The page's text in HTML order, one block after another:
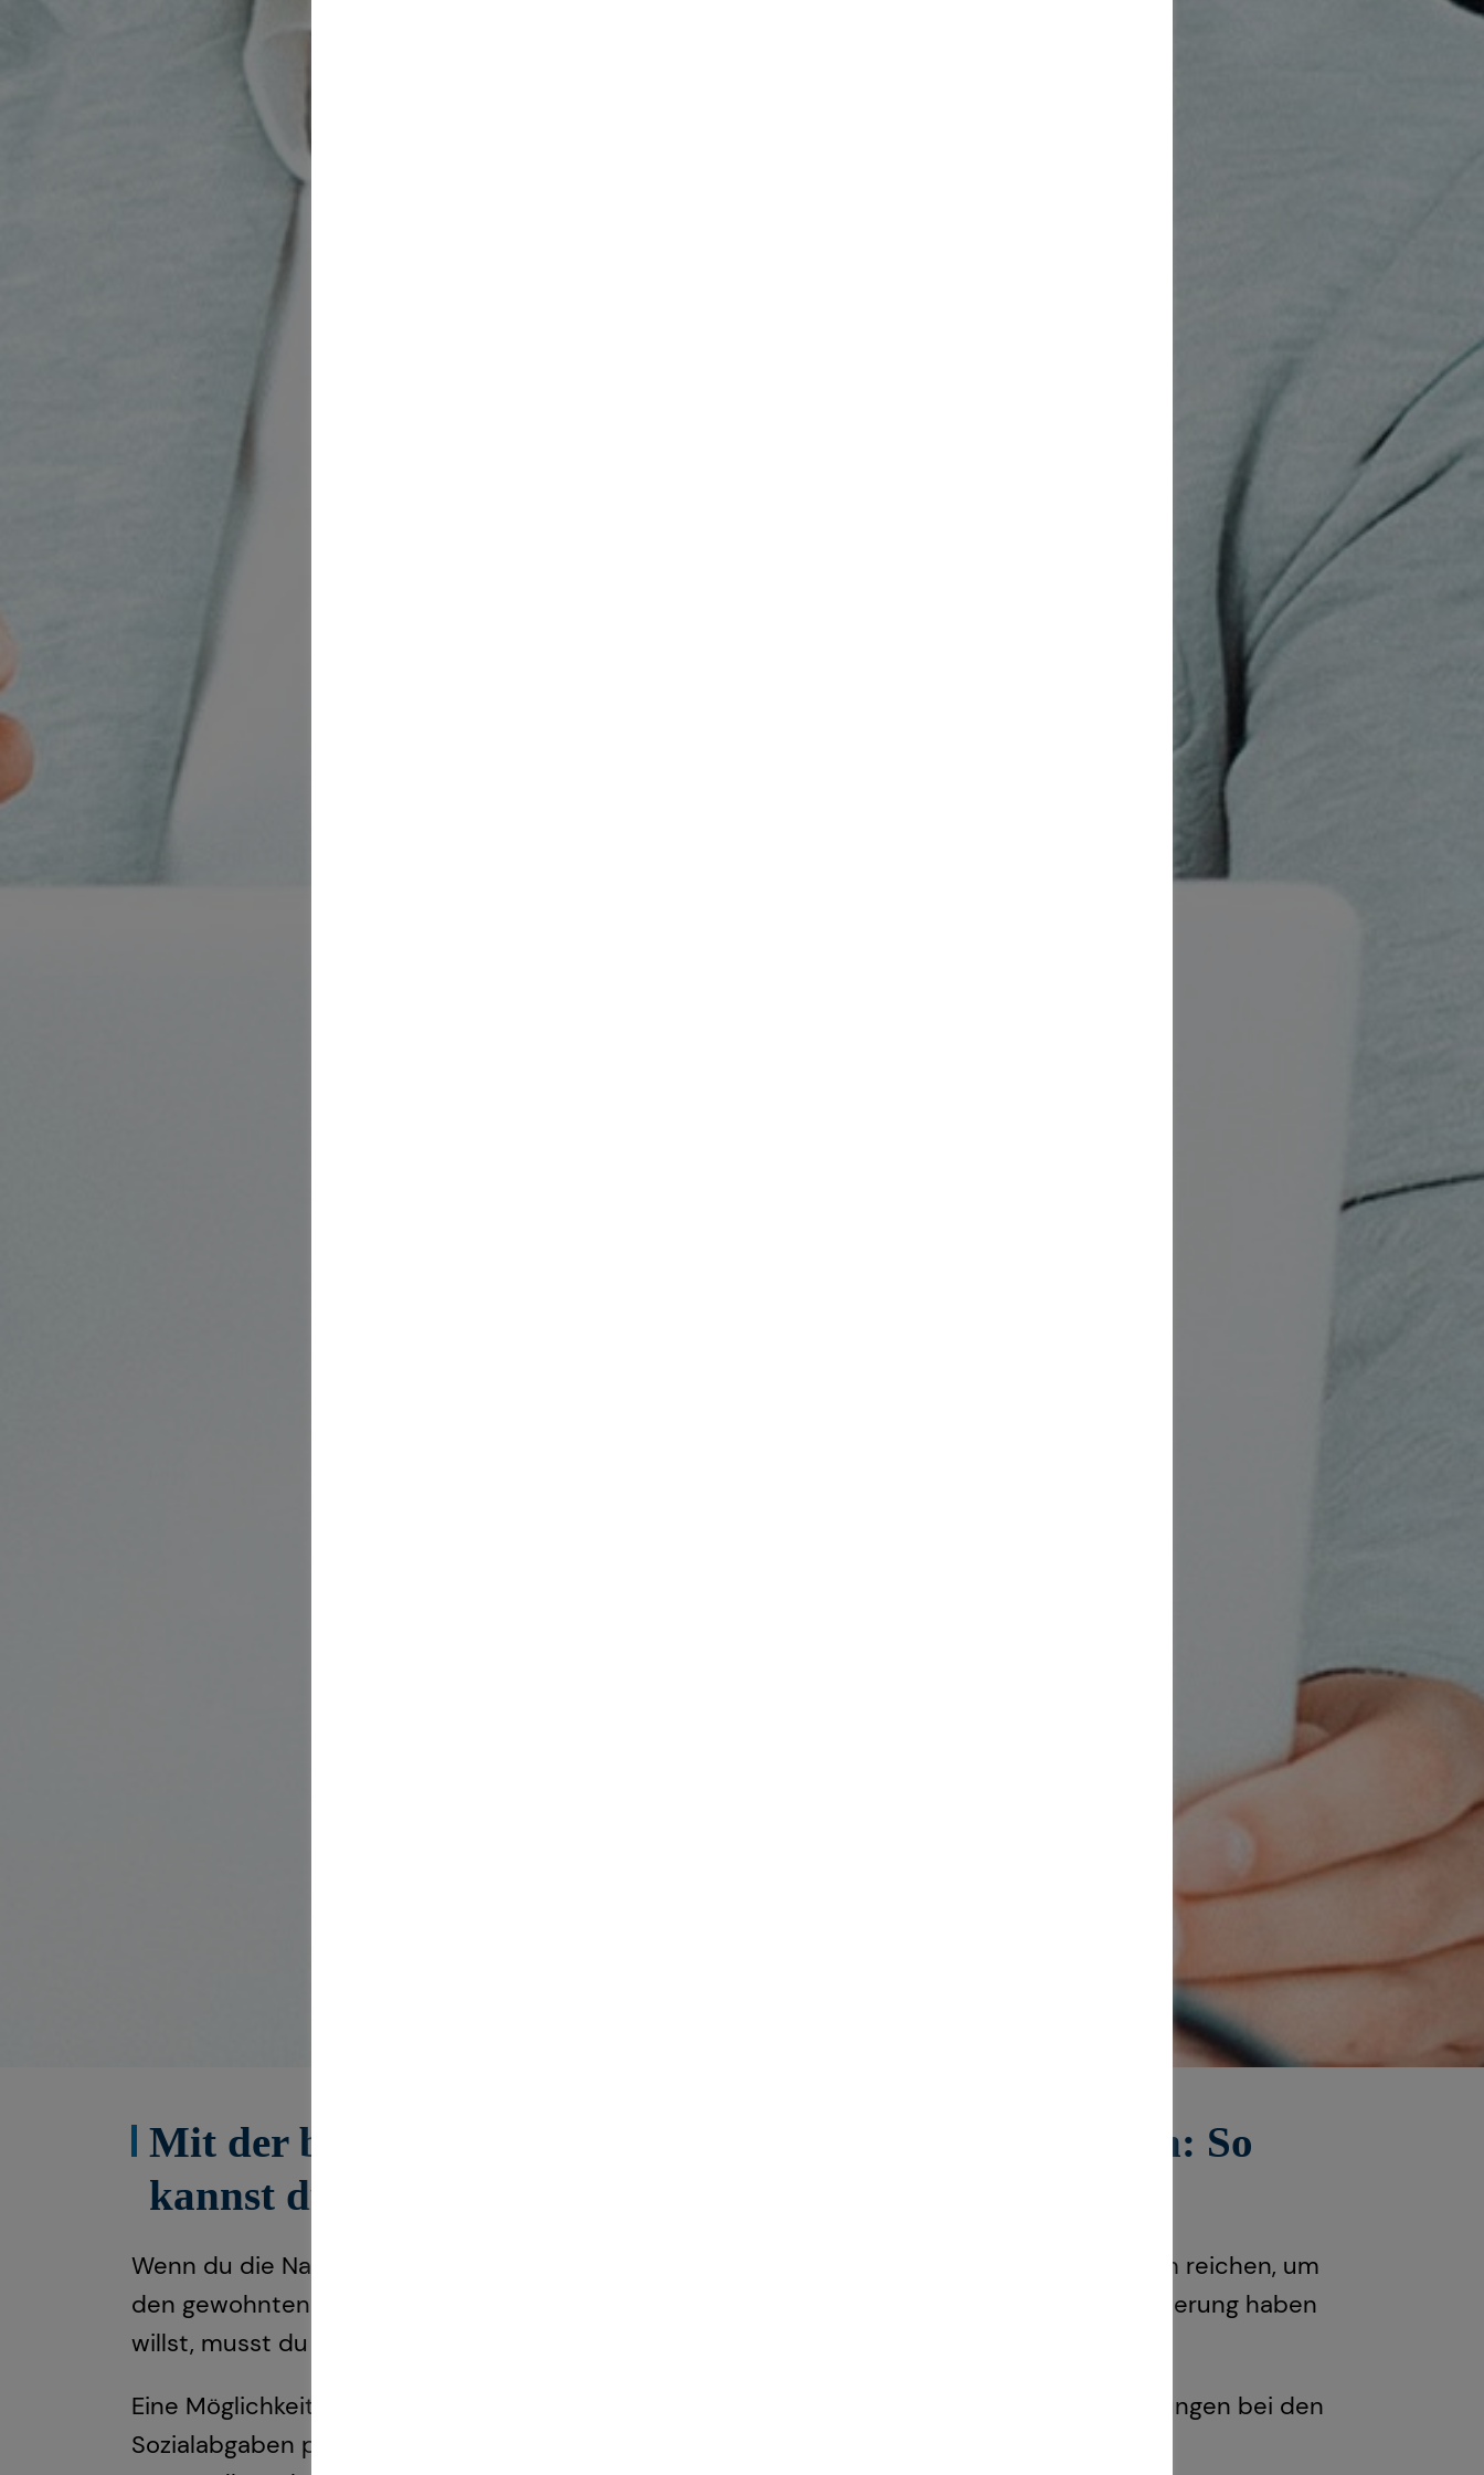
Mit der betrieblichen Altersvorsorge doppelt profitieren: So
kannst du die gesetzliche Rente aufstocken
Wenn du die Nachrichten verfolgst, weißt du es vermutlich: Die gesetzliche Rente wird kaum reichen, um
den gewohnten Lebensstandard zu erhalten. Wenn du im Alter mehr als nur eine Grundsicherung haben
willst, musst du selbst aktiv werden und handeln.
Eine Möglichkeit dafür ist die betriebliche Altersvorsorge. Dank Steuervorteilen und Einsparungen bei den
Sozialabgaben plus des Arbeitgeberzuschusses in Höhe von bis zu 15 % und mehr des